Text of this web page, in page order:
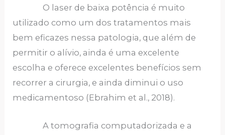
O laser de baixa potência é muito
utilizado como um dos tratamentos mais
bem eficazes nessa patologia, que além de
permitir o alívio, ainda é uma excelente
escolha e oferece excelentes benefícios sem
recorrer a cirurgia, e ainda diminui o uso
medicamentoso (Ebrahim et al., 2018).
A tomografia computadorizada e a